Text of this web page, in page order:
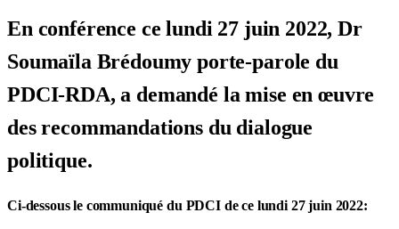
En conférence ce lundi 27 juin 2022, Dr
Soumaïla Brédoumy porte-parole du
PDCI-RDA, a demandé la mise en œuvre
des recommandations du dialogue
politique.
Ci-dessous le communiqué du PDCI de ce lundi 27 juin 2022: